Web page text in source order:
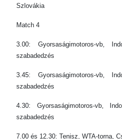
Szlovákia
Match 4
3.00: Gyorsaságimotoros-vb,
szabadedzés
3.45: Gyorsaságimotoros-vb,
szabadedzés
4.30: Gyorsaságimotoros-vb,
szabadedzés
7.00 és 12.30: Tenisz, WTA-torna,